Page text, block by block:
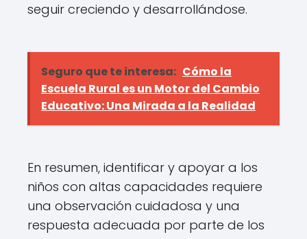
seguir creciendo y desarrollándose.
Seguro que te interesa: Cómo la
Escuela Rural es un Motor del Cambio
Educativo: Una Mirada a la Realidad
En resumen, identificar y apoyar a los
niños con altas capacidades requiere
una observación cuidadosa y una
respuesta adecuada por parte de los